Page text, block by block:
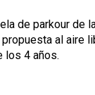
de parkour de
al aire
los 4 años.